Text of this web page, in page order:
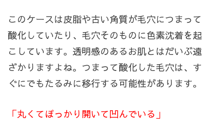
このケースは皮脂や古い角質が毛穴につまって
酸化していたり、毛穴そのものに色素沈着を起
こしています。透明感のあるお肌とはだいぶ遠
ざかりますよね。つまって酸化した毛穴は、す
ぐにでもたるみに移行する可能性があります。
「丸くてぽっかり開いて凹んでいる」